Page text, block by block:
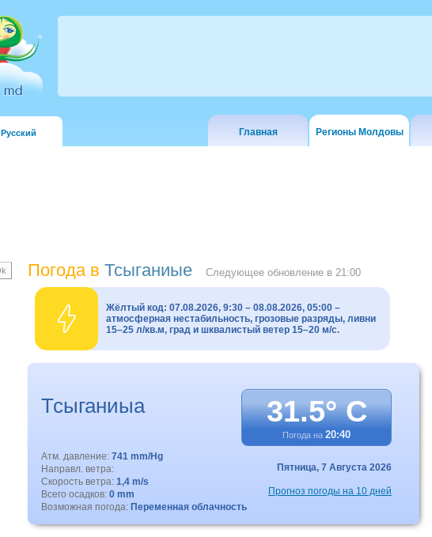
Русский Главная Регионы Молдовы
Погода в Тсыганиые Следующее обновление в 21:00
Жёлтый код: 07.08.2026, 9:30 – 08.08.2026, 05:00 –
атмосферная нестабильность, грозовые разряды, ливни
15–25 л/кв.м, град и шквалистый ветер 15–20 м/с.
Тсыганиыа 31.5° C
Погода на 20:40
Атм. давление: 741 mm/Hg
Направл. ветра:
Скорость ветра: 1,4 m/s
Всего осадков: 0 mm
Возможная погода: Переменная облачность
Пятница, 7 Августа 2026
Прогноз погоды на 10 дней